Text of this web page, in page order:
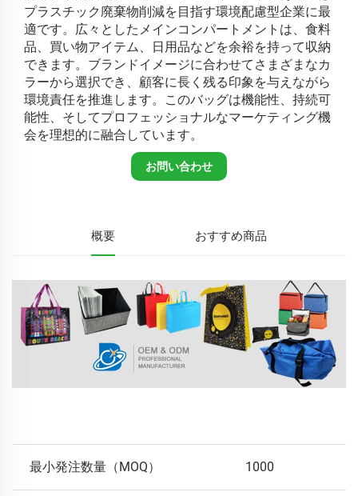
プラスチック廃棄物削減を目指す環境配慮型企業に最
適です。広々としたメインコンパートメントは、食料
品、買い物アイテム、日用品などを余裕を持って収納
できます。ブランドイメージに合わせてさまざまなカ
ラーから選択でき、顧客に長く残る印象を与えながら
環境責任を推進します。このバッグは機能性、持続可
能性、そしてプロフェッショナルなマーケティング機
会を理想的に融合しています。
お問い合わせ
概要 おすすめ商品
最小発注数量（MOQ） 1000